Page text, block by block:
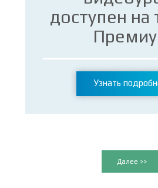
доступен на
Узнать
Далее >>